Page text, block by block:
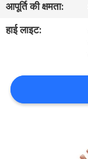
संपर्क
एक
उद्धरण
आपूर्ति की क्षमता:
हाई लाइट: